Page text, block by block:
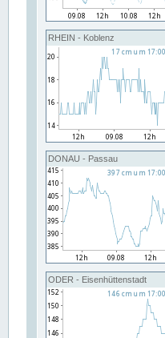
RHEIN - Koblenz
DONAU - Passau
ODER - Eisenhüttenstadt